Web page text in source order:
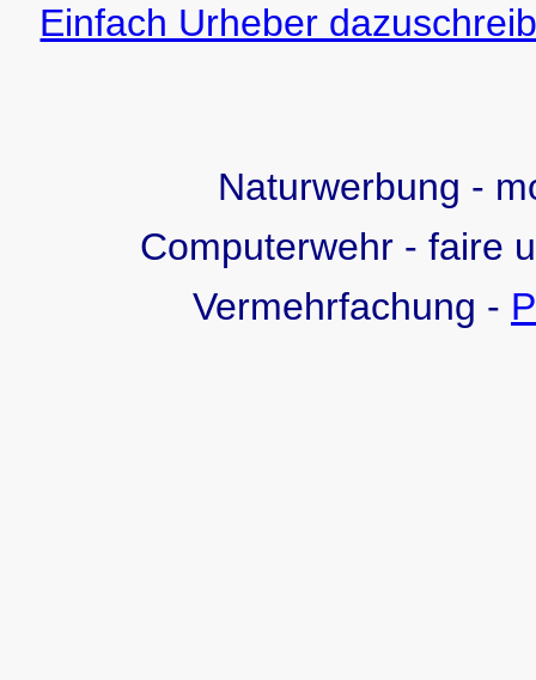
Einfach Urheber
Naturwerbung -
Computerwehr - faire
Vermehrfachung -